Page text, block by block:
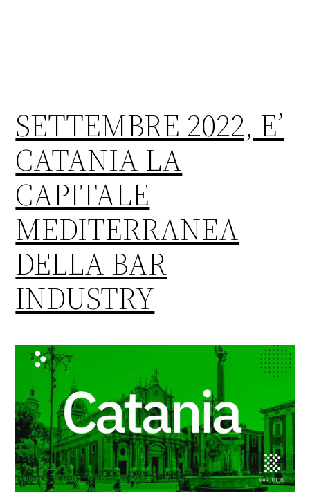
SETTEMBRE 2022, E’
CATANIA LA
CAPITALE
MEDITERRANEA
DELLA BAR
INDUSTRY